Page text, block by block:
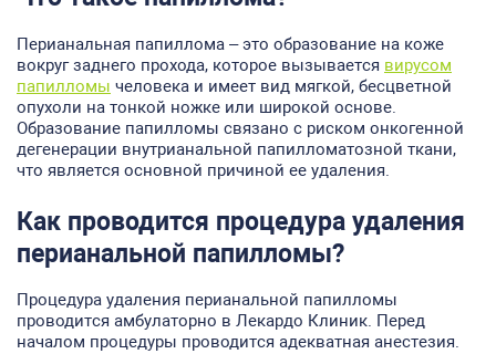
Перианальная папиллома – это образование на коже
вокруг заднего прохода, которое вызывается вирусом
папилломы человека и имеет вид мягкой, бесцветной
опухоли на тонкой ножке или широкой основе.
Образование папилломы связано с риском онкогенной
дегенерации внутрианальной папилломатозной ткани,
что является основной причиной ее удаления.
Как проводится процедура удаления
перианальной папилломы?
Процедура удаления перианальной папилломы
проводится амбулаторно в Лекардо Клиник. Перед
началом процедуры проводится адекватная анестезия.